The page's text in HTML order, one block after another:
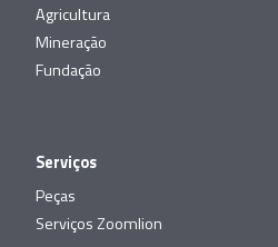
Agricultura
Mineração
Fundação
Serviços
Peças
Serviços Zoomlion